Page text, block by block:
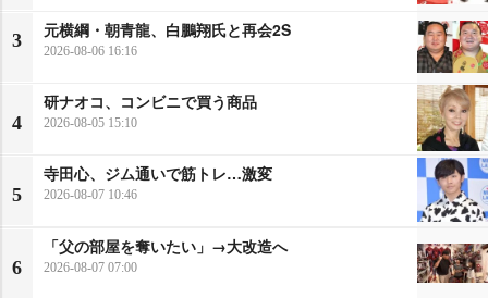
3
元横綱・朝青龍、白鵬翔氏と再会2S
2026-08-06 16:16
4
研ナオコ、コンビニで買う商品
2026-08-05 15:10
5
寺田心、ジム通いで筋トレ…激変
2026-08-07 10:46
6
「父の部屋を奪いたい」→大改造へ
2026-08-07 07:00